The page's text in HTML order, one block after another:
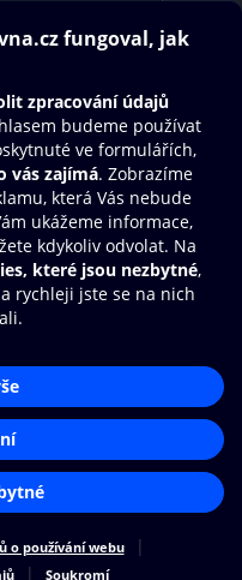
O2 Knihovna
své e-knihy a
rychleji a pohodlněji.